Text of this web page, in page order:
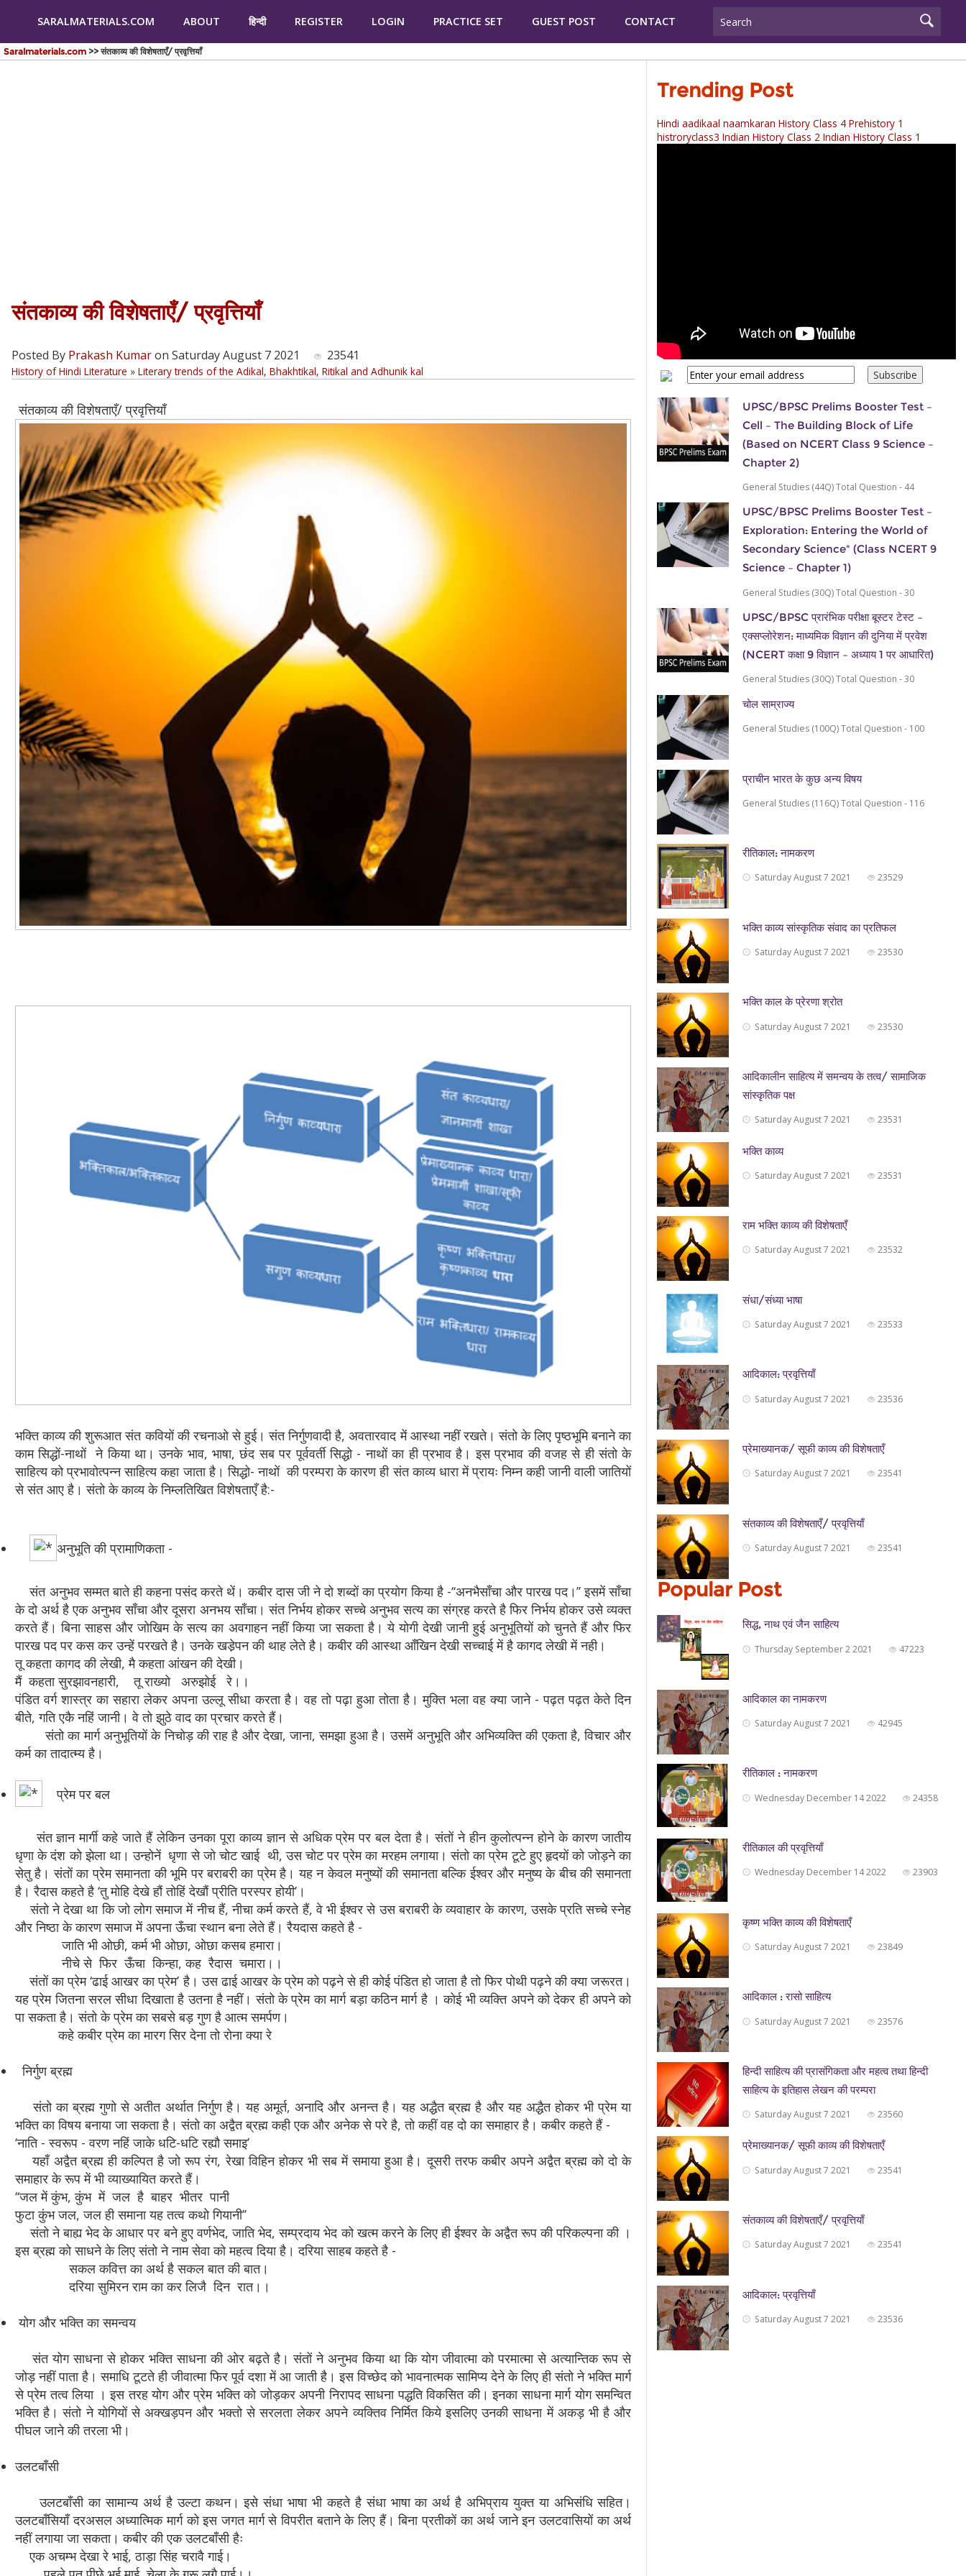
SARALMATERIALS.COM ABOUT हिन्दी REGISTER LOGIN PRACTICE SET GUEST POST CONTACT
Saralmaterials.com >> संतकाव्य की विशेषताएँ/ प्रवृत्तियाँ
संतकाव्य की विशेषताएँ/ प्रवृत्तियाँ
Posted By Prakash Kumaron Saturday August 7 2021 23541
History of Hindi Literature » Literary trends of the Adikal, Bhakhtikal, Ritikal and Adhunik kal
संतकाव्य की विशेषताएँ/ प्रवृत्तियाँ
भक्ति काव्य की शुरूआत संत कवियों की रचनाओ से हुई। संत निर्गुणवादी है, अवतारवाद में आस्था नहीं रखते। संतो के लिए पृष्ठभूमि बनाने का
काम सिद्धों-नाथों ने किया था। उनके भाव, भाषा, छंद सब पर पूर्ववर्ती सिद्धो - नाथों का ही प्रभाव है। इस प्रभाव की वजह से ही संतो के
साहित्य को प्रभावोत्पन्न साहित्य कहा जाता है। सिद्धो- नाथों की परम्परा के कारण ही संत काव्य धारा में प्रायः निम्न कही जानी वाली जातियों
से संत आए है। संतो के काव्य के निम्लतिखित विशेषताएँ है:-
अनुभूति की प्रामाणिकता -
संत अनुभव सम्मत बाते ही कहना पसंद करते थें। कबीर दास जी ने दो शब्दों का प्रयोग किया है -‘‘अनभैसाँचा और पारख पद।’’ इसमें साँचा
के दो अर्थ है एक अनुभव साँचा और दूसरा अनभय साँचा। संत निर्भय होकर सच्चे अनुभव सत्य का संग्रह करते है फिर निर्भय होकर उसे व्यक्त
करते हैं। बिना साहस और जोखिम के सत्य का अवगाहन नहीं किया जा सकता है। ये योगी देखी जानी हुई अनुभूतियों को चुनते हैं और फिर
पारख पद पर कस कर उन्हें परखते है। उनके खडे़पन की थाह लेते है। कबीर की आस्था आँखिन देखी सच्चाई में है कागद लेखी में नही।
तू कहता कागद की लेखी, मै कहता आंखन की देखी।
मैं कहता सुरझावनहारी, तू राख्यो अरुझोई रे।।
पंडित वर्ग शास्त्र का सहारा लेकर अपना उल्लू सीधा करता है। वह तो पढ़ा हुआ तोता है। मुक्ति भला वह क्या जाने - पढ़त पढ़त केते दिन
बीते, गति एकै नहिं जानी। वे तो झुठे वाद का प्रचार करते हैं।
संतो का मार्ग अनुभूतियों के निचोड़ की राह है और देखा, जाना, समझा हुआ है। उसमें अनुभूति और अभिव्यक्ति की एकता है, विचार और
कर्म का तादात्म्य है।
प्रेम पर बल
संत ज्ञान मार्गी कहे जाते हैं लेकिन उनका पूरा काव्य ज्ञान से अधिक प्रेम पर बल देता है। संतों ने हीन कुलोत्पन्न होने के कारण जातीय
धृणा के दंश को झेला था। उन्होनें धृणा से जो चोट खाई थी, उस चोट पर प्रेम का मरहम लगाया। संतो का प्रेम टूटे हुए हृदयों को जोड़ने का
सेतु है। संतों का प्रेम समानता की भूमि पर बराबरी का प्रेम है। यह न केवल मनुष्यों की समानता बल्कि ईश्वर और मनुष्य के बीच की समानता
है। रैदास कहते है ‘तु मोहि देखे हौं तोहिं देखौं प्रीति परस्पर होयी’।
संतो ने देखा था कि जो लोग समाज में नीच हैं, नीचा कर्म करते हैं, वे भी ईश्वर से उस बराबरी के व्यवाहार के कारण, उसके प्रति सच्चे स्नेह
और निष्ठा के कारण समाज में अपना ऊँचा स्थान बना लेते हैं। रैयदास कहते है -
जाति भी ओछी, कर्म भी ओछा, ओछा कसब हमारा।
नीचे से फिर ऊँचा किन्हा, कह रैदास चमारा।।
संतों का प्रेम ‘ढाई आखर का प्रेम’ है। उस ढाई आखर के प्रेम को पढ़ने से ही कोई पंडित हो जाता है तो फिर पोथी पढ़ने की क्या जरूरत।
यह प्रेम जितना सरल सीधा दिखाता है उतना है नहीं। संतो के प्रेम का मार्ग बड़ा कठिन मार्ग है । कोई भी व्यक्ति अपने को देकर ही अपने को
पा सकता है। संतो के प्रेम का सबसे बड़ गुण है आत्म समर्पण।
कहे कबीर प्रेम का मारग सिर देना तो रोना क्या रे
निर्गुण ब्रह्म
संतो का ब्रह्म गुणो से अतीत अर्थात निर्गुण है। यह अमूर्त, अनादि और अनन्त है। यह अद्धैत ब्रह्म है और यह अद्धैत होकर भी प्रेम या
भक्ति का विषय बनाया जा सकता है। संतो का अद्वैत ब्रह्म कही एक और अनेक से परे है, तो कहीं वह दो का समाहार है। कबीर कहते हैं -
‘नाति - स्वरूप - वरण नहिं जाके धटि-धटि रह्यौ समाइ’
यहाँ अद्वैत ब्रह्म ही कल्पित है जो रूप रंग, रेखा विहिन होकर भी सब में समाया हुआ है। दूसरी तरफ कबीर अपने अद्वैत ब्रह्म को दो के
समाहार के रूप में भी व्याख्यायित करते हैं।
‘‘जल में कुंभ, कुंभ में जल है बाहर भीतर पानी
फुटा कुंभ जल, जल ही समाना यह तत्व कथो गियानी’’
संतो ने बाह्य भेद के आधार पर बने हुए वर्णभेद, जाति भेद, सम्प्रदाय भेद को खत्म करने के लिए ही ईश्वर के अद्वैत रूप की परिकल्पना की ।
इस ब्रह्म को साधने के लिए संतो ने नाम सेवा को महत्व दिया है। दरिया साहब कहते है -
सकल कवित्त का अर्थ है सकल बात की बात।
दरिया सुमिरन राम का कर लिजै दिन रात।।
योग और भक्ति का समन्वय
संत योग साधना से होकर भक्ति साधना की ओर बढ़ते है। संतों ने अनुभव किया था कि योग जीवात्मा को परमात्मा से अत्यान्तिक रूप से
जोड़ नहीं पाता है। समाधि टूटते ही जीवात्मा फिर पूर्व दशा में आ जाती है। इस विच्छेद को भावनात्मक सामिप्य देने के लिए ही संतो ने भक्ति मार्ग
से प्रेम तत्व लिया । इस तरह योग और प्रेम भक्ति को जोड़कर अपनी निरापद साधना पद्धति विकसित की। इनका साधना मार्ग योग समन्वित
भक्ति है। संतो ने योगियों से अक्खड़पन और भक्तो से सरलता लेकर अपने व्यक्तिव निर्मित किये इसलिए उनकी साधना में अकड़ भी है और
पीघल जाने की तरला भी।
उलटबाँसी
उलटबाँसी का सामान्य अर्थ है उल्टा कथन। इसे संधा भाषा भी कहते है संधा भाषा का अर्थ है अभिप्राय युक्त या अभिसंधि सहित।
उलटबाँसियाँ दरअसल अध्यात्मिक मार्ग को इस जगत मार्ग से विपरीत बताने के लिए हैं। बिना प्रतीकों का अर्थ जाने इन उलटवासियों का अर्थ
नहीं लगाया जा सकता। कबीर की एक उलटबाँसी हैः
एक अचम्भ देखा रे भाई, ठाड़ा सिंह चरावै गाई।
Trending Post
Hindi aadikaal naamkaran History Class 4 Prehistory 1
histroryclass3 Indian History Class 2 Indian History Class 1
UPSC/BPSC Prelims Booster Test –
Cell – The Building Block of Life
(Based on NCERT Class 9 Science –
Chapter 2)
General Studies (44Q) Total Question - 44
UPSC/BPSC Prelims Booster Test –
Exploration: Entering the World of
Secondary Science" (Class NCERT 9
Science – Chapter 1)
General Studies (30Q) Total Question - 30
UPSC/BPSC प्रारंभिक परीक्षा बूस्टर टेस्ट –
एक्सप्लोरेशन: माध्यमिक विज्ञान की दुनिया में प्रवेश
(NCERT कक्षा 9 विज्ञान – अध्याय 1 पर आधारित)
General Studies (30Q) Total Question - 30
चोल साम्राज्य
General Studies (100Q) Total Question - 100
प्राचीन भारत के कुछ अन्य विषय
General Studies (116Q) Total Question - 116
रीतिकाल: नामकरण
Saturday August 7 2021 23529
भक्ति काव्य सांस्‍कृतिक संवाद का प्रतिफल
Saturday August 7 2021 23530
भक्ति काल के प्रेरणा श्रोत
Saturday August 7 2021 23530
आदिकालीन साहित्य में समन्वय के तत्व/ सामाजिक
सांस्कृतिक पक्ष
Saturday August 7 2021 23531
भक्ति काव्य
Saturday August 7 2021 23531
राम भक्ति काव्य की विशेषताएँ
Saturday August 7 2021 23532
संधा/संध्या भाषा
Saturday August 7 2021 23533
आदिकाल: प्रवृत्तियाँ
Saturday August 7 2021 23536
प्रेमाख्यानक/ सूफी काव्य की विशेषताएँ
Saturday August 7 2021 23541
संतकाव्य की विशेषताएँ/ प्रवृत्तियाँ
Saturday August 7 2021 23541
Popular Post
सिद्ध, नाथ एवं जैन साहित्‍य
Thursday September 2 2021 47223
आदिकाल का नामकरण
Saturday August 7 2021 42945
रीतिकाल : नामकरण
Wednesday December 14 2022 24358
रीतिकाल की प्रवृत्तियाँ
Wednesday December 14 2022 23903
कृष्ण भक्ति काव्य की विशेषताएँ
Saturday August 7 2021 23849
आदिकाल : रासो साहित्य
Saturday August 7 2021 23576
हिन्दी साहित्य की प्रासंगिकता और महत्व तथा हिन्दी
साहित्य के इतिहास लेखन की परम्परा
Saturday August 7 2021 23560
प्रेमाख्यानक/ सूफी काव्य की विशेषताएँ
Saturday August 7 2021 23541
संतकाव्य की विशेषताएँ/ प्रवृत्तियाँ
Saturday August 7 2021 23541
आदिकाल: प्रवृत्तियाँ
Saturday August 7 2021 23536